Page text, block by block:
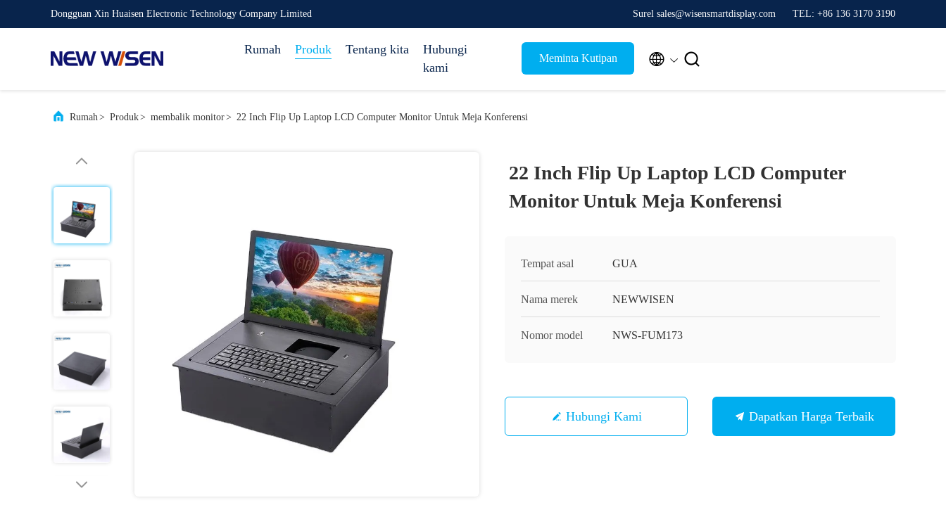
Dongguan Xin Huaisen Electronic Technology Company Limited Surel sales@wisensmartdisplay.com TEL: +86 136 3170 3190
Rumah Produk Tentang kita
Hubungi
kami
Meminta Kutipan  
Rumah> Produk> membalik monitor> 22 Inch Flip Up Laptop LCD Computer Monitor Untuk Meja Konferensi
22 Inch Flip Up Laptop LCD Computer
Monitor Untuk Meja Konferensi
Tempat asal GUA
Nama merek NEWWISEN
Nomor model NWS-FUM173
Hubungi Kami Dapatkan Harga Terbaik